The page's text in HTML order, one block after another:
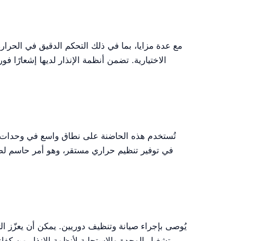
الاختيارية. تضمن أنظمة الإنذار لديها
تُستخدم هذه الحاضنة على نطاق واسع في وحدات
في توفير تنظيم حراري مستقر، وهو أمر حاسم